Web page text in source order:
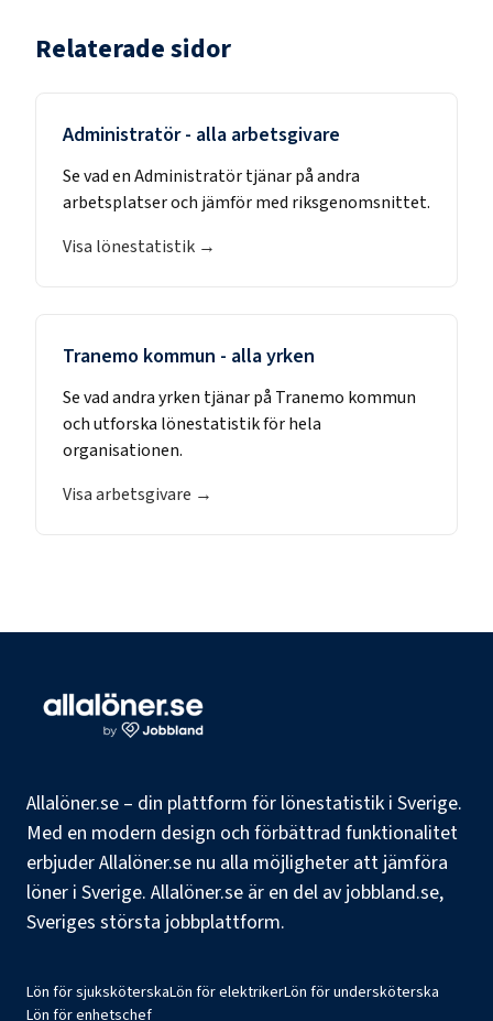
Relaterade sidor
Administratör- alla arbetsgivare
Se vad enAdministratörtjänar på andra
arbetsplatser och jämför med riksgenomsnittet.
Visa lönestatistik →
Tranemo kommun - alla yrken
Se vad andra yrken tjänar på Tranemo kommun
och utforska lönestatistik för hela
organisationen.
Visa arbetsgivare →
Allalöner.se – din plattform för lönestatistik i Sverige.
Med en modern design och förbättrad funktionalitet
erbjuder Allalöner.se nu alla möjligheter att jämföra
löner i Sverige. Allalöner.se är en del av jobbland.se,
Sveriges största jobbplattform.
Lön för sjuksköterskaLön för elektrikerLön för undersköterska
Lön för enhetschef